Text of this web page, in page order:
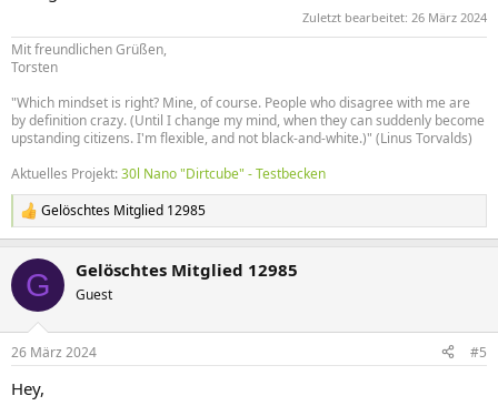
Zuletzt bearbeitet: 26 März 2024
Mit freundlichen Grüßen,
Torsten
"Which mindset is right? Mine, of course. People who disagree with me are
by definition crazy. (Until I change my mind, when they can suddenly become
upstanding citizens. I'm flexible, and not black-and-white.)" (Linus Torvalds)
Aktuelles Projekt:30l Nano "Dirtcube" - Testbecken
R
e
k
i
e
:
Gelöschtes Mitglied 12985
G Gelöschtes Mitglied 12985
Guest
26 März 2024 #5
Hey,